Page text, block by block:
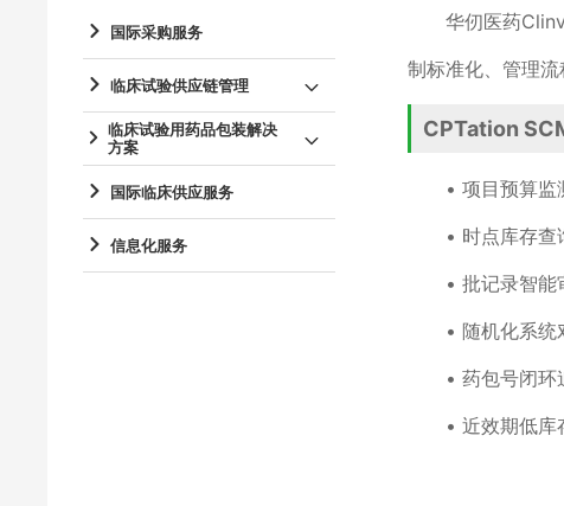
国际采购服务
临床试验供应链管理
临床试验用药品包装解决
方案
国际临床供应服务
信息化服务
华仞医药
制标准化、管理流
CPTation
• 项目预算监
• 时点库存查
• 批记录智能
• 随机化系统
• 药包号闭环
• 近效期低库